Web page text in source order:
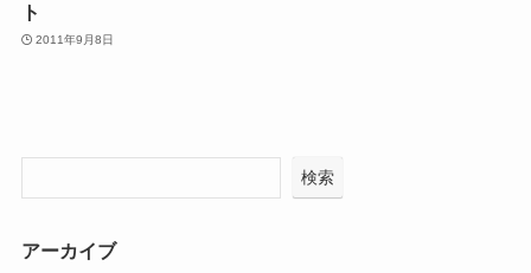
ト
2011年9月8日
検索
アーカイブ